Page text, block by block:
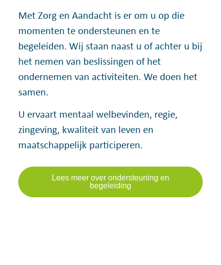
Met Zorg en Aandacht is er om u op die
momenten te ondersteunen en te
begeleiden. Wij staan naast u of achter u bij
het nemen van beslissingen of het
ondernemen van activiteiten. We doen het
samen.
U ervaart mentaal welbevinden, regie,
zingeving, kwaliteit van leven en
maatschappelijk participeren.
Lees meer over ondersteuning en
begeleiding